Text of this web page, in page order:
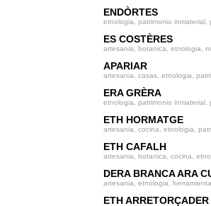
ENDÒRTES
etnologia, patrimonio inmaterial,
ES COSTÈRES
artesania, botanica, etnologia,
APARIAR
artesania, casas, etnologia,
ERA GRÈRA
etnologia, patrimonio inmaterial,
ETH HORMATGE
artesania, cocina, etnologia,
ETH CAFALH
artesania, botanica, cocina,
DERA BRANCA ARA
artesania, etnologia,
ETH ARRETORÇADER